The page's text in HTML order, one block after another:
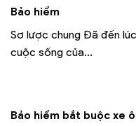
Bảo hiểm
Sơ lược chung Đã đến
cuộc sống của...
Bảo hiểm bắt buộc xe